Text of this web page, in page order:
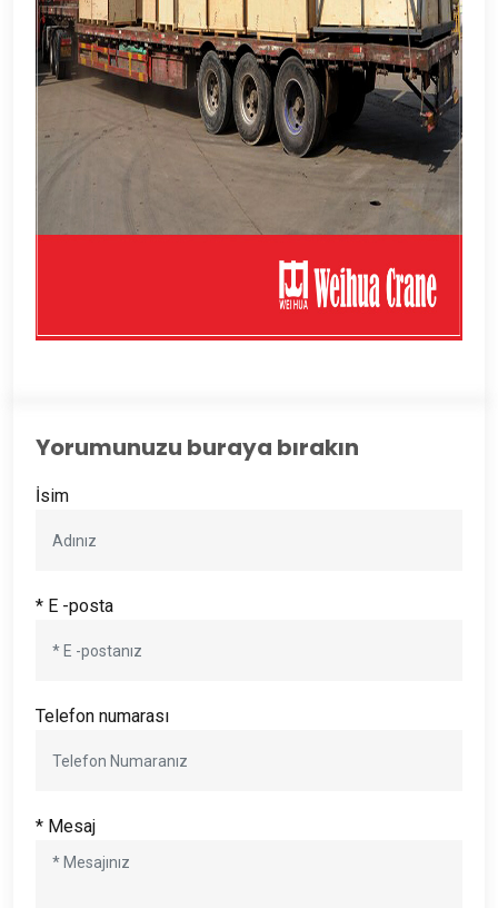
Yorumunuzu buraya bırakın
İsim
* E -posta
Telefon numarası
* Mesaj